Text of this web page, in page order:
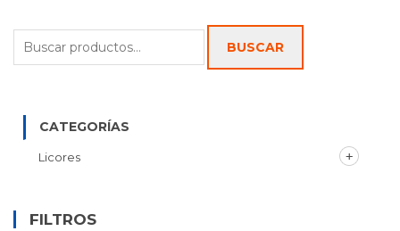
Buscar
por:
BUSCAR
CATEGORÍAS
Licores
FILTROS